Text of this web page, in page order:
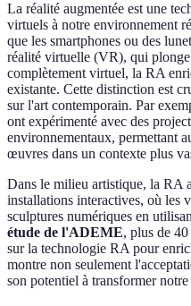
La réalité augmentée est une
virtuels à notre environnement
que les smartphones ou des
réalité virtuelle (VR), qui
complètement virtuel, la RA
existante. Cette distinction est
sur l'art contemporain. Par
ont expérimenté avec des
environnementaux, permettant
œuvres dans un contexte plus
Dans le milieu artistique, la RA
installations interactives, où les
sculptures numériques en
étude de l'ADEME, plus de 40
sur la technologie RA pour
montre non seulement
son potentiel à transformer